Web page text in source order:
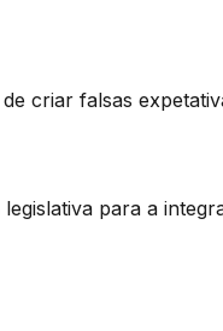
criar falsas
para a